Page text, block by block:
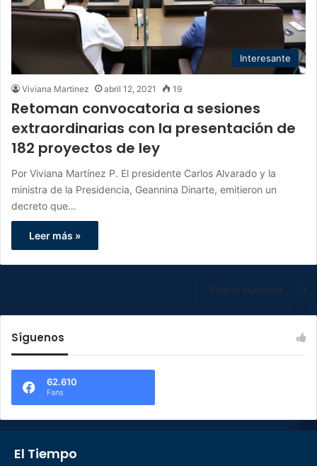
Interesante
Viviana Martinez abril 12, 2021 19
Retoman convocatoria a sesiones
extraordinarias con la presentación de
182 proyectos de ley
Por Viviana Martínez P. El presidente Carlos Alvarado y la
ministra de la Presidencia, Geannina Dinarte, emitieron un
decreto que…
Leer más »
Página siguiente
Síguenos
62.610
Fans
El Tiempo